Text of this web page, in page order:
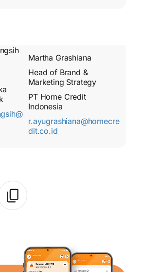
Martha Grashiana
Head of Brand &
Marketing Strategy
PT Home Credit
Indonesia
r.ayugrashiana@homecre
dit.co.id